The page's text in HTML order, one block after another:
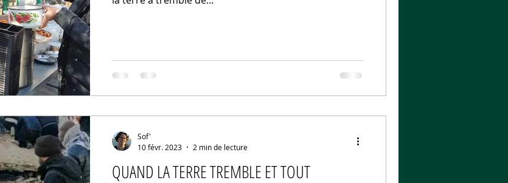
QUAND LA TERRE TREMBLE ET TOUT
Sof'
10 févr. 2023
2 min de lecture